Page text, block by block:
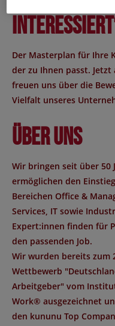
Der Masterplan für Ihre
der zu Ihnen passt.
freuen uns über die
Vielfalt unseres
Über uns
Wir bringen seit über 50
ermöglichen den
Bereichen Office &
Services, IT sowie
Expert:innen finden für
den passenden Job.
Wir wurden bereits zum
Wettbewerb "
Arbeitgeber" vom
Work® ausgezeichnet
den kununu Top